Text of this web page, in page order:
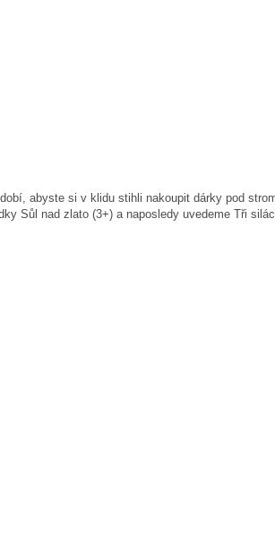
abyste si v klidu stihli nakoupit dárky pod
Sůl nad zlato (3+) a naposledy uvedeme Tři